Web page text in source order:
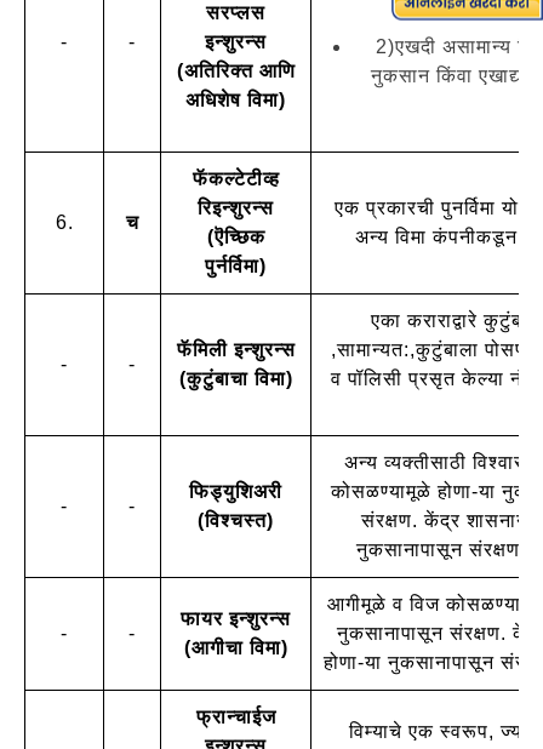
- -
सरप्लस
इन्शुरन्स
(अतिरिक्त आणि
अधिशेष विमा)
2)एखदी असामान्य
नुकसान किंवा एखाद्या
6. च
फॅकल्टेटीव्ह
रिइन्शुरन्स
(ऎच्छिक
पुर्नर्विमा)
एक प्रकारची पुनर्विमा
अन्य विमा कंपनीकडून
- -
फॅमिली इन्शुरन्स
(कुटुंबाचा विमा)
एका कराराद्वारे
,सामान्यत:,कुटुंबाला
व पॉलिसी प्रसृत केल्या
- -
फिड्युशिअरी
(विश्चस्त)
अन्य व्यक्तीसाठी
कोसळण्यामूळे होणा-या
संरक्षण. केंद्र शासनाने
नुकसानापासून संरक्षण
- -
फायर इन्शुरन्स
(आगीचा विमा)
आगीमूळे व विज
नुकसानापासून संरक्षण.
होणा-या नुकसानापासून
फ्रान्चाईज
विम्याचे एक स्वरूप,